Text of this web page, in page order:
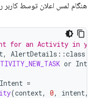
هنگام لمس اعلان توسط کاربر
for an Activity in
, AlertDetails ::class
or
=
(context, 0, intent,